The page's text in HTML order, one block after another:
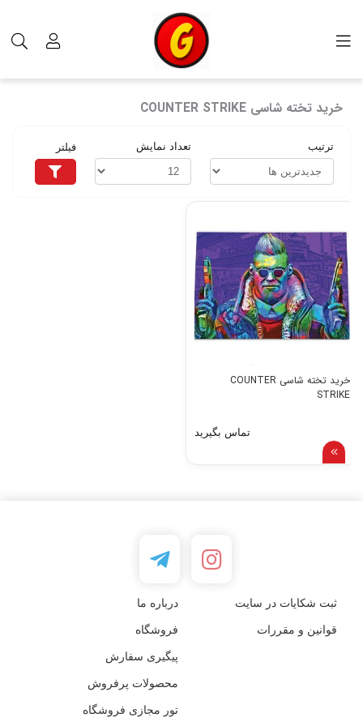
خرید تخته شاسی COUNTER STRIKE
خرید تخته شاسی COUNTER STRIKE
ترتیب تعداد نمایش فیلتر
خرید تخته شاسی COUNTER
STRIKE
تماس بگیرید
ثبت شکایات در سایت درباره ما
قوانین و مقررات فروشگاه
پیگیری سفارش
محصولات پرفروش
تور مجازی فروشگاه